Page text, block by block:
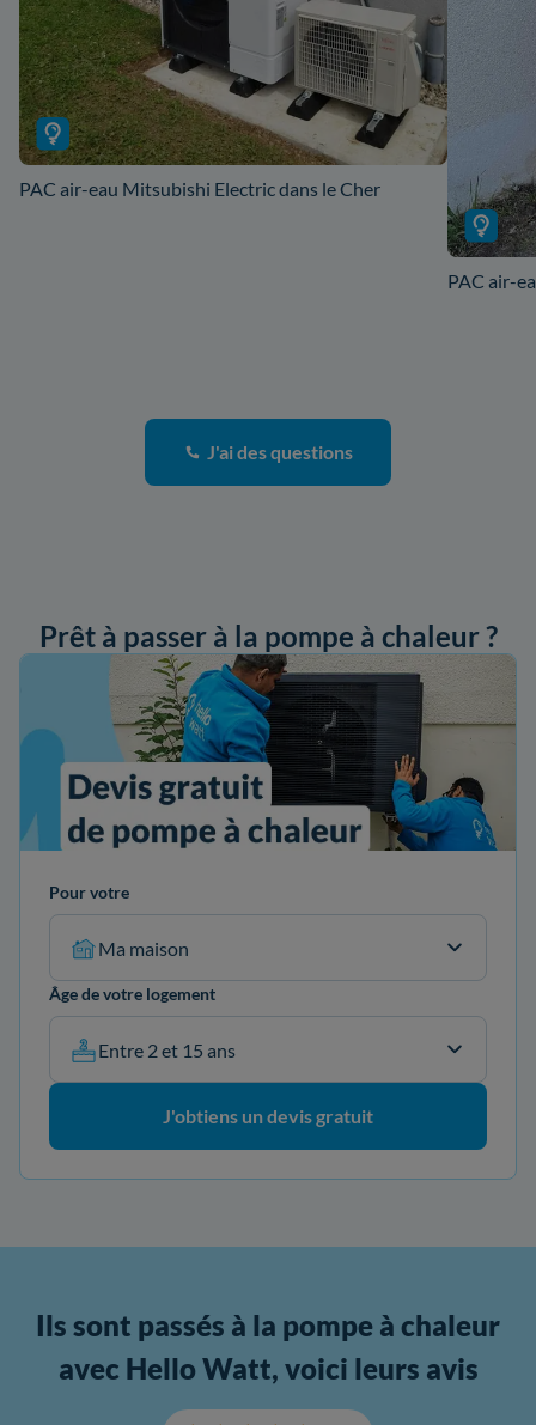
PAC air-eau Mitsubishi Electric dans le Cher
PAC air-
J'ai des questions
Prêt à passer à la pompe à chaleur ?
Pour votre
Ma maison
Âge de votre logement
Entre 2 et 15 ans
J'obtiens un devis gratuit
Ils sont passés à la pompe à chaleur
avec Hello Watt, voici leurs avis